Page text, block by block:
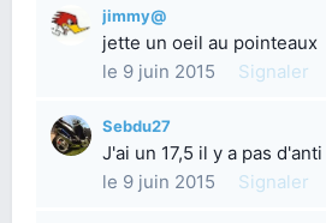
jimmy@
jette un oeil au pointeaux
le 9 juin 2015
Signaler
Sebdu27
J'ai un 17,5 il y a pas
le 9 juin 2015
Signaler